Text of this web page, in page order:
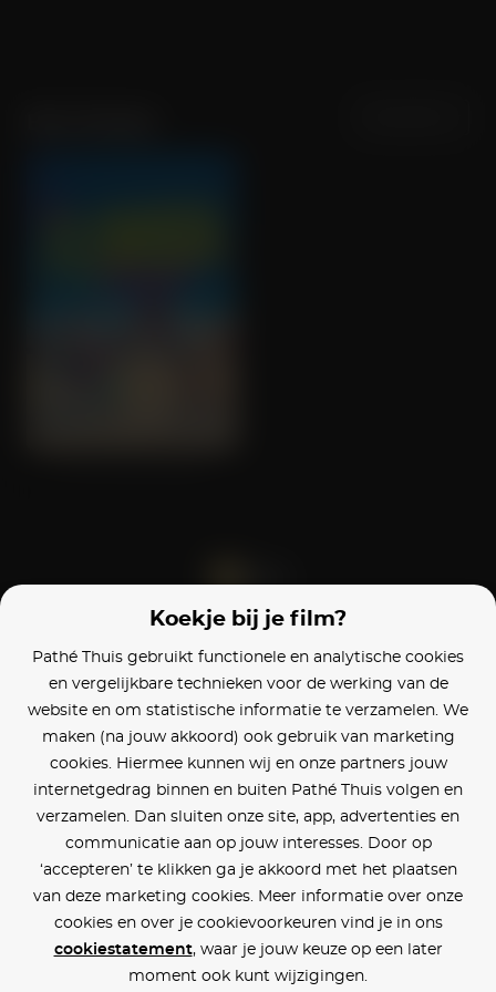
Koekje bij je film?
Pathé Thuis gebruikt functionele en analytische cookies
en vergelijkbare technieken voor de werking van de
website en om statistische informatie te verzamelen. We
maken (na jouw akkoord) ook gebruik van marketing
cookies. Hiermee kunnen wij en onze partners jouw
internetgedrag binnen en buiten Pathé Thuis volgen en
verzamelen. Dan sluiten onze site, app, advertenties en
communicatie aan op jouw interesses. Door op
‘accepteren’ te klikken ga je akkoord met het plaatsen
van deze marketing cookies. Meer informatie over onze
cookies en over je cookievoorkeuren vind je in ons
cookiestatement, waar je jouw keuze op een later
moment ook kunt wijzigingen.
Klantenservice
Betaalinstellingen
Cookie voorkeuren
Over Pathé Thuis
Bioscopen
CVD